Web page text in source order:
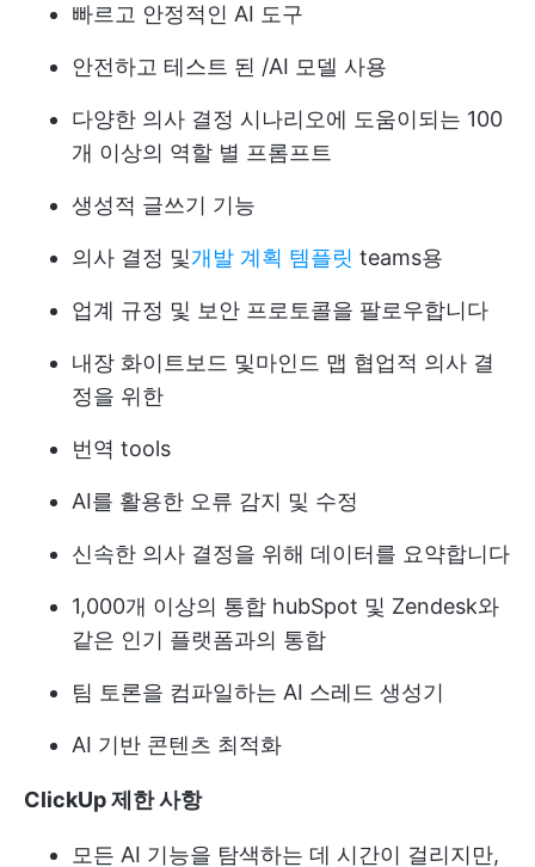
빠르고 안정적인 AI 도구
안전하고 테스트 된 /AI 모델 사용
다양한 의사 결정 시나리오에 도움이되는 100
개 이상의 역할 별 프롬프트
생성적 글쓰기 기능
의사 결정 및개발 계획 템플릿 teams용
업계 규정 및 보안 프로토콜을 팔로우합니다
내장 화이트보드 및마인드 맵 협업적 의사 결
정을 위한
번역 tools
AI를 활용한 오류 감지 및 수정
신속한 의사 결정을 위해 데이터를 요약합니다
1,000개 이상의 통합 hubSpot 및 Zendesk와
같은 인기 플랫폼과의 통합
팀 토론을 컴파일하는 AI 스레드 생성기
AI 기반 콘텐츠 최적화
ClickUp 제한 사항
모든 AI 기능을 탐색하는 데 시간이 걸리지만,